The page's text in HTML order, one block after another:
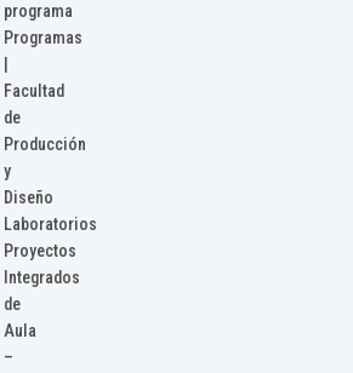
programa
Programas
Facultad
de
Producción
y
Diseño
Laboratorios
Proyectos
Integrados
de
Aula
–